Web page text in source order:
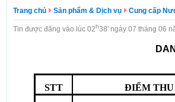
Trang chủ Sản phẩm & Dịch vụ Cung cấp
Tin được đăng vào lúc 02h38' ngày 07 tháng 06
STT ĐIỂM THU